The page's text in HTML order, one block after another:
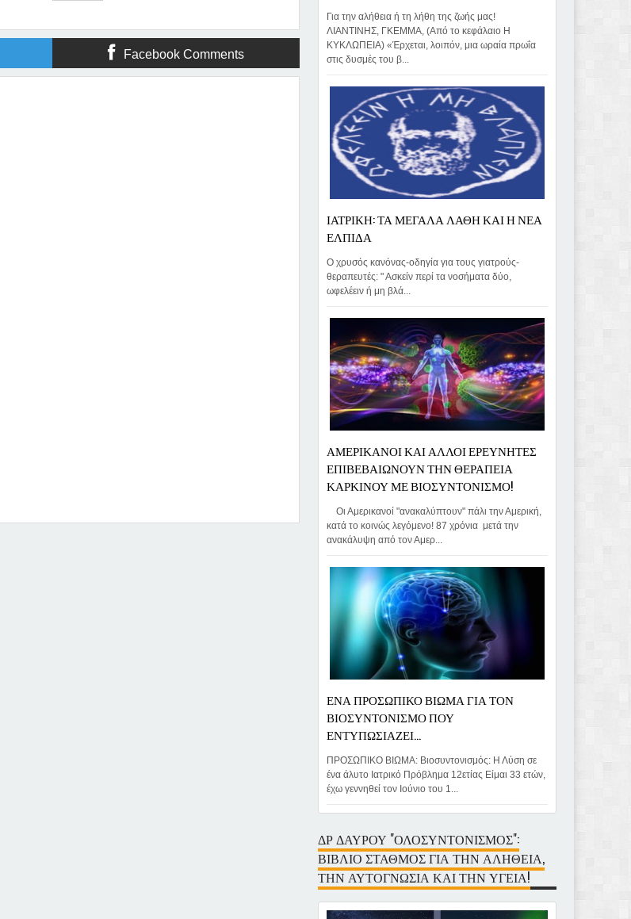
Facebook Comments
Για την αλήθεια ή τη λήθη της ζωής μας!
ΛΙΑΝΤΙΝΗΣ, ΓΚΕΜΜΑ, (Από το κεφάλαιο Η
ΚΥΚΛΩΠΕΙΑ) «Έρχεται, λοιπόν, μια ωραία πρωΐα
στις δυσμές του β...
ΙΑΤΡΙΚΗ: ΤΑ ΜΕΓΑΛΑ ΛΑΘΗ ΚΑΙ Η ΝΕΑ
ΕΛΠΙΔΑ
Ο χρυσός κανόνας-οδηγία για τους γιατρούς-
θεραπευτές: " Ασκείν περί τα νοσήματα δύο,
ωφελέειν ή μη βλά...
ΑΜΕΡΙΚΑΝΟΙ ΚΑΙ ΑΛΛΟΙ ΕΡΕΥΝΗΤΕΣ
ΕΠΙΒΕΒΑΙΩΝΟΥΝ ΤΗΝ ΘΕΡΑΠΕΙΑ
ΚΑΡΚΙΝΟΥ ΜΕ ΒΙΟΣΥΝΤΟΝΙΣΜΟ!
Οι Αμερικανοί "ανακαλύπτουν" πάλι την Αμερική,
κατά το κοινώς λεγόμενο! 87 χρόνια μετά την
ανακάλυψη από τον Αμερ...
ΕΝΑ ΠΡΟΣΩΠΙΚΟ ΒΙΩΜΑ ΓΙΑ ΤΟΝ
ΒΙΟΣΥΝΤΟΝΙΣΜΟ ΠΟΥ
ΕΝΤΥΠΩΣΙΑΖΕΙ...
ΠΡΟΣΩΠΙΚΟ ΒΙΩΜΑ: Βιοσυντονισμός: Η Λύση σε
ένα άλυτο Ιατρικό Πρόβλημα 12ετίας Είμαι 33 ετών,
έχω γεννηθεί τον Ιούνιο του 1...
ΔΡ ΔΑΥΡΟΥ "ΟΛΟΣΥΝΤΟΝΙΣΜΟΣ":
ΒΙΒΛΙΟ ΣΤΑΘΜΟΣ ΓΙΑ ΤΗΝ ΑΛΗΘΕΙΑ,
ΤΗΝ ΑΥΤΟΓΝΩΣΙΑ ΚΑΙ ΤΗΝ ΥΓΕΙΑ!